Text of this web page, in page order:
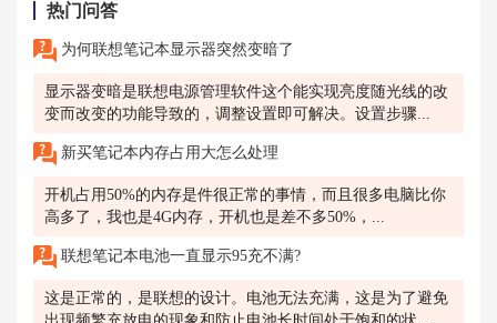
热门问答
为何联想笔记本显示器突然变暗了
显示器变暗是联想电源管理软件这个能实现亮度随光线的改
变而改变的功能导致的，调整设置即可解决。设置步骤...
新买笔记本内存占用大怎么处理
开机占用50%的内存是件很正常的事情，而且很多电脑比你
高多了，我也是4G内存，开机也是差不多50%，...
联想笔记本电池一直显示95充不满?
这是正常的，是联想的设计。电池无法充满，这是为了避免